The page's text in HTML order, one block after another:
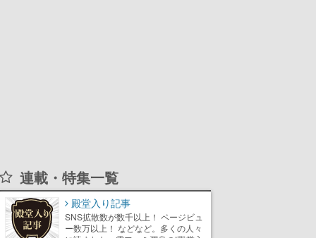
連載・特集一覧
殿堂入り記事
SNS拡散数が数千以上！ ページビュ
ー数万以上！ などなど。多くの人々